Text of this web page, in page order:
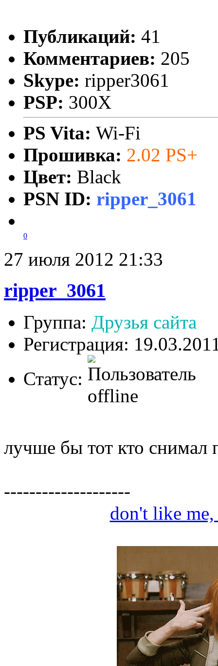
Публикаций: 41
Комментариев: 205
Skype: ripper3061
PSP: 300X
PS Vita: Wi-Fi
Прошивка: 2.02 PS+
Цвет: Black
PSN ID: ripper_3061
0
27 июля 2012 21:33
ripper_3061
Группа: Друзья сайта
Регистрация:
Статус:
лучше бы тот кто снимал
--------------------
don't like